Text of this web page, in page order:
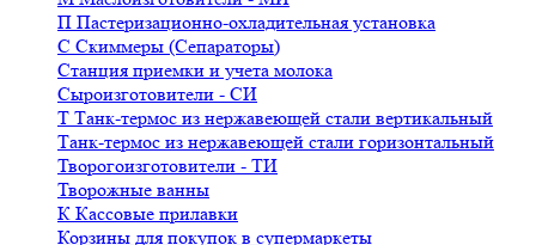
П Пастеризационно-охладительная установка
С Скиммеры (Сепараторы)
Станция приемки и учета молока
Сыроизготовители - СИ
Т Танк-термос из нержавеющей стали вертикальный
Танк-термос из нержавеющей стали горизонтальный
Творогоизготовители - ТИ
Творожные ванны
К Кассовые прилавки
Корзины для покупок в супермаркеты